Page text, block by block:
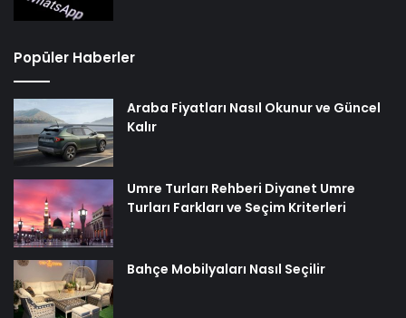
Popüler Haberler
Araba Fiyatları Nasıl Okunur ve Güncel
Kalır
Umre Turları Rehberi Diyanet Umre
Turları Farkları ve Seçim Kriterleri
Bahçe Mobilyaları Nasıl Seçilir